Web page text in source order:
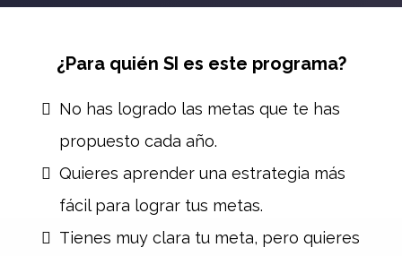
¿Para quién SI es este programa?
No has logrado las metas que te has
propuesto cada año.
Quieres aprender una estrategia más
fácil para lograr tus metas.
Tienes muy clara tu meta, pero quieres